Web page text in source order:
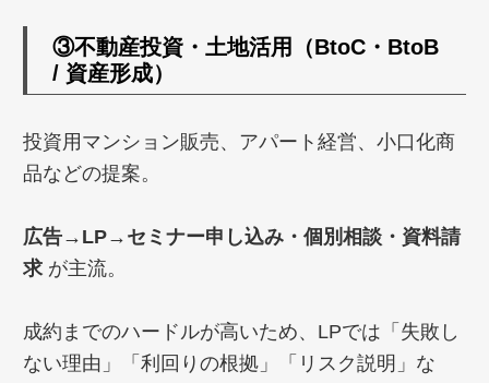
③不動産投資・土地活用（BtoC・BtoB
/ 資産形成）
投資用マンション販売、アパート経営、小口化商
品などの提案。
広告→LP→セミナー申し込み・個別相談・資料請
求 が主流。
成約までのハードルが高いため、LPでは「失敗し
ない理由」「利回りの根拠」「リスク説明」な